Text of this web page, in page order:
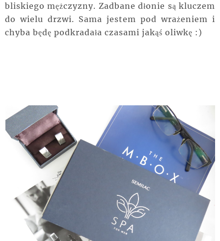
bliskiego mężczyzny. Zadbane dłonie są kluczem
do wielu drzwi. Sama jestem pod wrażeniem i
chyba będę podkradała czasami jakąś oliwkę :)